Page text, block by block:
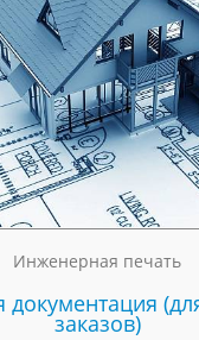
Инженерная печать
документация
заказов)